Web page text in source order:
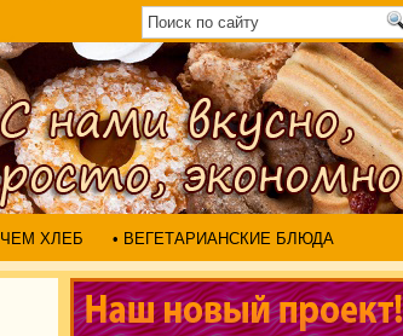
ХЛЕБ • ВЕГЕТАРИАНСКИЕ БЛЮДА